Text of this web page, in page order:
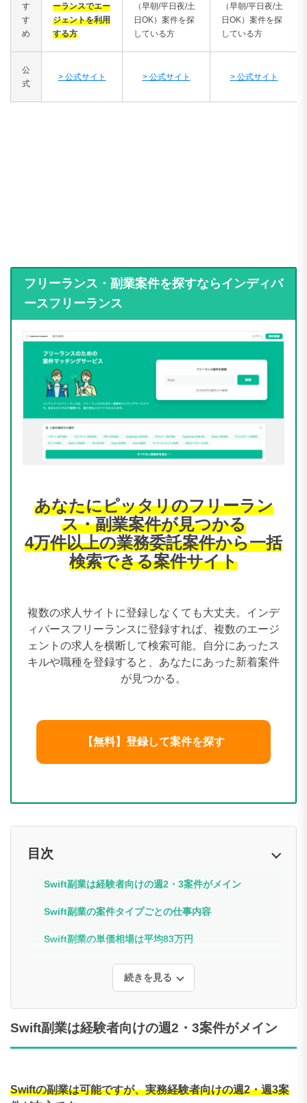
す
す
め
ーランスでエー
ジェントを利用
する方
（早朝/平日夜/土
日OK）案件を探
している方
（早朝/平日夜/土
日OK）案件を探
している方
公
式
> 公式サイト > 公式サイト > 公式サイト
フリーランス・副業案件を探すならインディバ
ースフリーランス
あなたにピッタリのフリーラン
ス・副業案件が見つかる
4万件以上の業務委託案件から一括
検索できる案件サイト
複数の求人サイトに登録しなくても大丈夫。インデ
ィバースフリーランスに登録すれば、複数のエージ
ェントの求人を横断して検索可能。自分にあったス
キルや職種を登録すると、あなたにあった新着案件
が見つかる。
【無料】登録して案件を探す
目次
Swift副業は経験者向けの週2・3案件がメイン
Swift副業の案件タイプごとの仕事内容
Swift副業の単価相場は平均83万円
続きを見る
Swift副業は経験者向けの週2・3案件がメイン
Swiftの副業は可能ですが、実務経験者向けの週2・週3案